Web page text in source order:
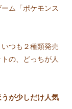
ム「ポケモンス
つも２種類発売
の、どっちが人
が少しだけ人気